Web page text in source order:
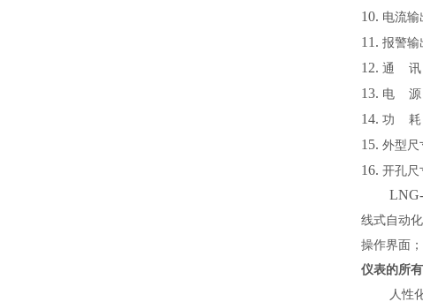
10. 电流输
11. 报警输
12. 通
13. 电 源
14. 功 耗
15. 外型尺
16. 开孔尺
线式自动
操作界面；
仪表的所
人性